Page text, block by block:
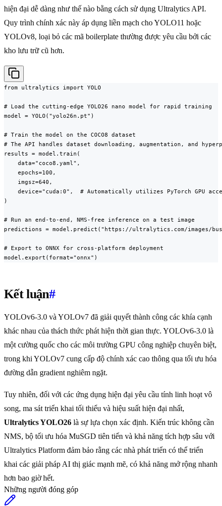
hiện đại dễ dàng như thế nào bằng cách sử dụng Ultralytics API.
Quy trình chính xác này áp dụng liền mạch cho YOLO11 hoặc
YOLOv8, loại bỏ các mã boilerplate thường được yêu cầu bởi các
kho lưu trữ cũ hơn.
from ultralytics import YOLO
# Load the cutting-edge YOLO26 nano model for rapid training
model = YOLO("yolo26n.pt")
# Train the model on the COCO8 dataset
# The API handles dataset downloading, augmentation, and
results = model.train(
    data="coco8.yaml",
    epochs=100,
    imgsz=640,
device="cuda:0",  # Automatically utilizes PyTorch GPU
)
# Run an end-to-end, NMS-free inference on a test image
predictions = model.predict("https://ultralytics.com/images/
# Export to ONNX for cross-platform deployment
model.export(format="onnx")
Kết luận#
YOLOv6-3.0 và YOLOv7 đã giải quyết thành công các khía cạnh
khác nhau của thách thức phát hiện thời gian thực. YOLOv6-3.0 là
một cường quốc cho các môi trường GPU công nghiệp chuyên biệt,
trong khi YOLOv7 cung cấp độ chính xác cao thông qua tối ưu hóa
đường dẫn gradient nghiêm ngặt.
Tuy nhiên, đối với các ứng dụng hiện đại yêu cầu tính linh hoạt vô
song, ma sát triển khai tối thiểu và hiệu suất hiện đại nhất,
Ultralytics YOLO26 là sự lựa chọn xác định. Kiến trúc không cần
NMS, bộ tối ưu hóa MuSGD tiên tiến và khả năng tích hợp sâu với
Ultralytics Platform đảm bảo rằng các nhà phát triển có thể triển
khai các giải pháp AI thị giác mạnh mẽ, có khả năng mở rộng nhanh
hơn bao giờ hết.
Những người đóng góp